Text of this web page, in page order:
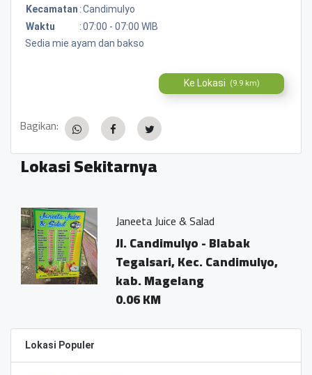
Kecamatan :Candimulyo
Waktu
:07:00 - 07:00 WIB
Sedia mie ayam dan bakso
Ke Lokasi (9.9 km)
Bagikan:
Lokasi Sekitarnya
Janeeta Juice & Salad
Jl. Candimulyo - Blabak
Tegalsari, Kec. Candimulyo,
kab. Magelang
0.06 KM
Lokasi Populer